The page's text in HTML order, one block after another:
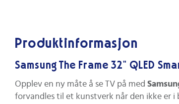
Produktinformasjon
Samsung The Frame 32" QLED
Opplev en ny måte å se TV på med
forvandles til et kunstverk når den ikke er i